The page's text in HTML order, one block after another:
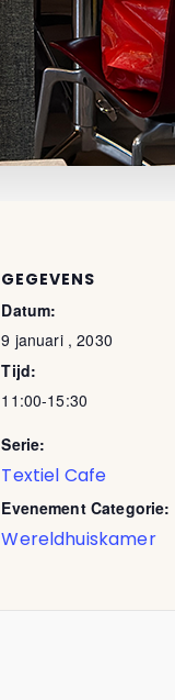
GEGEVENS
Datum:
9 januari , 2030
Tijd:
11:00-15:30
Serie:
Textiel Cafe
Evenement Categorie:
Wereldhuiskamer